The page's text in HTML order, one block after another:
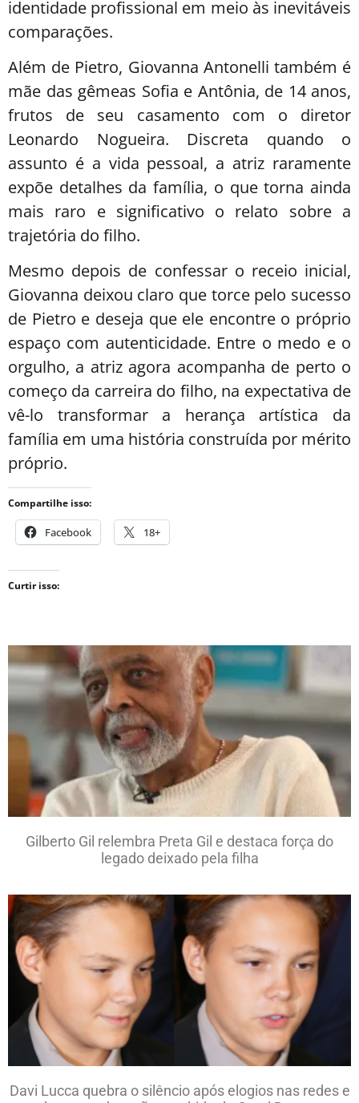
identidade profissional em meio às inevitáveis
comparações.
Além de Pietro, Giovanna Antonelli também é
mãe das gêmeas Sofia e Antônia, de 14 anos,
frutos de seu casamento com o diretor
Leonardo Nogueira. Discreta quando o
assunto é a vida pessoal, a atriz raramente
expõe detalhes da família, o que torna ainda
mais raro e significativo o relato sobre a
trajetória do filho.
Mesmo depois de confessar o receio inicial,
Giovanna deixou claro que torce pelo sucesso
de Pietro e deseja que ele encontre o próprio
espaço com autenticidade. Entre o medo e o
orgulho, a atriz agora acompanha de perto o
começo da carreira do filho, na expectativa de
vê-lo transformar a herança artística da
família em uma história construída por mérito
próprio.
Compartilhe isso:
Facebook 18+
Curtir isso:
Gilberto Gil relembra Preta Gil e destaca força do
legado deixado pela filha
Davi Lucca quebra o silêncio após elogios nas redes e